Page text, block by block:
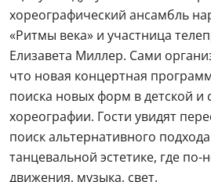
хореографический ансамбль
«Ритмы века» и участница
Елизавета Миллер. Сами
что новая концертная
поиска новых форм в детской и
хореографии. Гости увидят
поиск альтернативного
танцевальной эстетике, где
движения, музыка, свет.